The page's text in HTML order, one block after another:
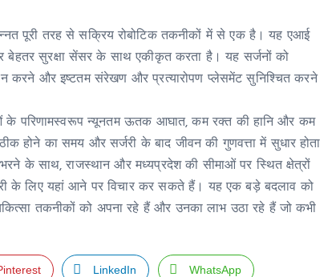
पूरी तरह से सक्रिय रोबोटिक तकनीकों में से एक है। यह एआई
सुरक्षा सेंसर के साथ एकीकृत करता है। यह सर्जनों को
और इष्टतम संरेखण और प्रत्यारोपण प्लेसमेंट सुनिश्चित करने
के परिणामस्वरूप न्यूनतम ऊतक आघात, कम रक्त की हानि और कम
होने का समय और सर्जरी के बाद जीवन की गुणवत्ता में सुधार होता
के साथ, राजस्थान और मध्यप्रदेश की सीमाओं पर स्थित क्षेत्रों
के लिए यहां आने पर विचार कर सकते हैं। यह एक बड़े बदलाव को
तकनीकों को अपना रहे हैं और उनका लाभ उठा रहे हैं जो कभी
LinkedIn WhatsApp